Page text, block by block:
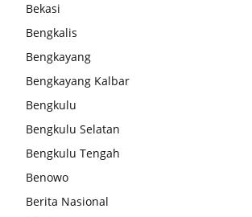
Bekasi
Bengkalis
Bengkayang
Bengkayang Kalbar
Bengkulu
Bengkulu Selatan
Bengkulu Tengah
Benowo
Berita Nasional